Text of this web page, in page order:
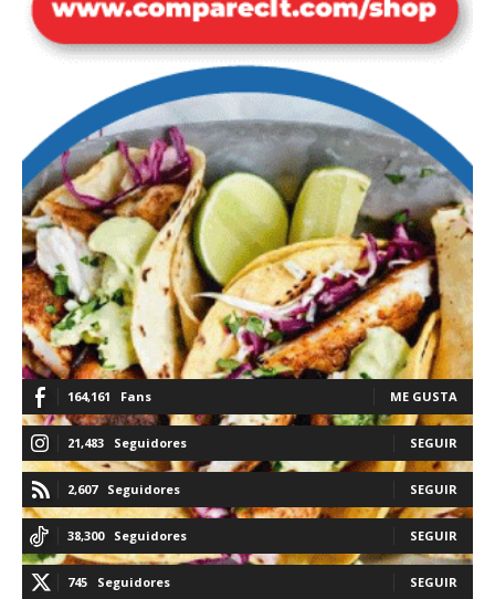
164,161 Fans ME GUSTA
21,483 Seguidores SEGUIR
2,607 Seguidores SEGUIR
38,300 Seguidores SEGUIR
745 Seguidores SEGUIR